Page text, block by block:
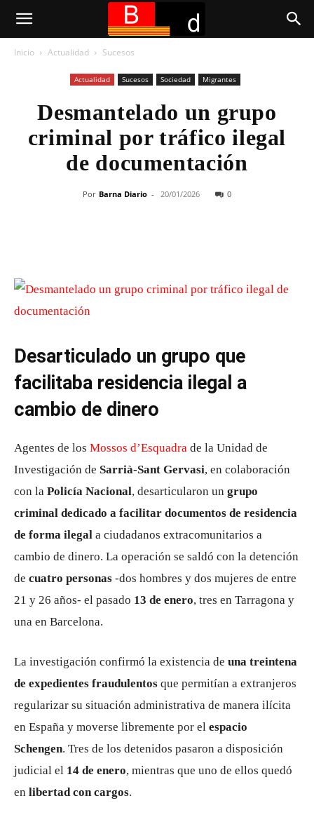
Inicio Actualidad Sucesos
Actualidad Sucesos Sociedad Migrantes
Desmantelado un grupo
criminal por tráfico ilegal
de documentación
Por Barna Diario - 20/01/2026 0
Desarticulado un grupo que
facilitaba residencia ilegal a
cambio de dinero
Agentes de los Mossos d’Esquadra de la Unidad de
Investigación de Sarrià-Sant Gervasi, en colaboración
con la Policía Nacional, desarticularon un grupo
criminal dedicado a facilitar documentos de residencia
de forma ilegal a ciudadanos extracomunitarios a
cambio de dinero. La operación se saldó con la detención
de cuatro personas -dos hombres y dos mujeres de entre
21 y 26 años- el pasado 13 de enero, tres en Tarragona y
una en Barcelona.
La investigación confirmó la existencia de una treintena
de expedientes fraudulentos que permitían a extranjeros
regularizar su situación administrativa de manera ilícita
en España y moverse libremente por el espacio
Schengen. Tres de los detenidos pasaron a disposición
judicial el 14 de enero, mientras que uno de ellos quedó
en libertad con cargos.